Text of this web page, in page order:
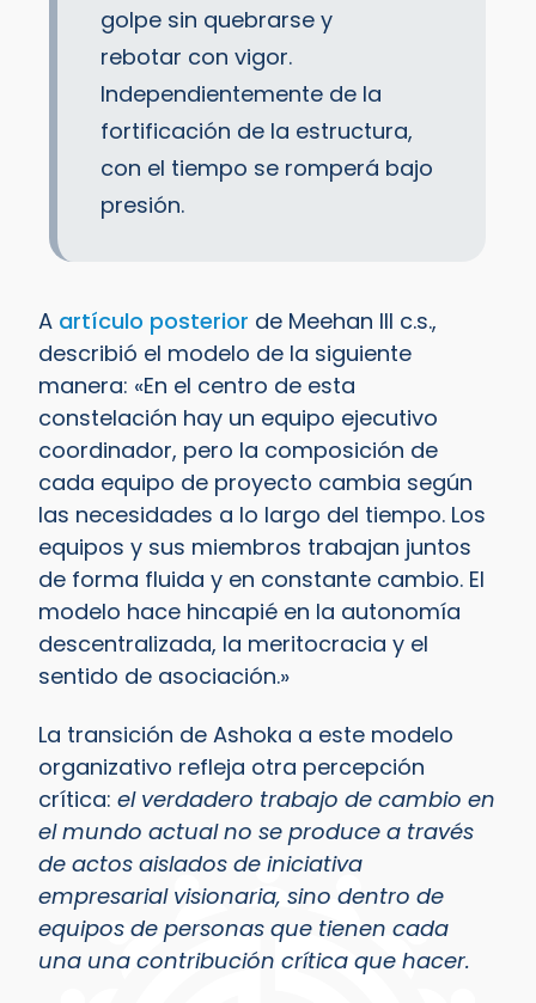
golpe sin quebrarse y
rebotar con vigor.
Independientemente de la
fortificación de la estructura,
con el tiempo se romperá bajo
presión.
A artículo posterior de Meehan III c.s.,
describió el modelo de la siguiente
manera: «En el centro de esta
constelación hay un equipo ejecutivo
coordinador, pero la composición de
cada equipo de proyecto cambia según
las necesidades a lo largo del tiempo. Los
equipos y sus miembros trabajan juntos
de forma fluida y en constante cambio. El
modelo hace hincapié en la autonomía
descentralizada, la meritocracia y el
sentido de asociación.»
La transición de Ashoka a este modelo
organizativo refleja otra percepción
crítica:el verdadero trabajo de cambio en
el mundo actual no se produce a través
de actos aislados de iniciativa
empresarial visionaria, sino dentro de
equipos de personas que tienen cada
una una contribución crítica que hacer.